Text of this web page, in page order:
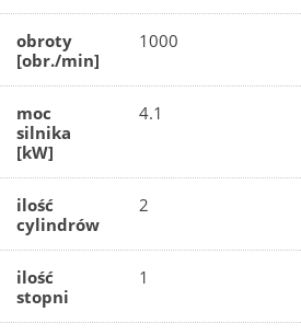
obroty
[obr./min]
1000
moc
silnika
[kW]
4.1
ilość
cylindrów
2
ilość
stopni
1